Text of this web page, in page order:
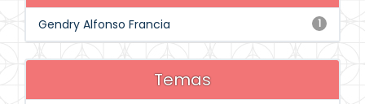
1
Gendry Alfonso Francia
Temas